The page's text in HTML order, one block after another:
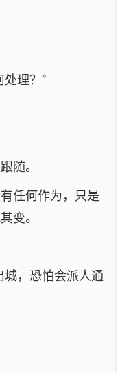
理？”
随。
任何作为，只是
变。
城，恐怕会派人通